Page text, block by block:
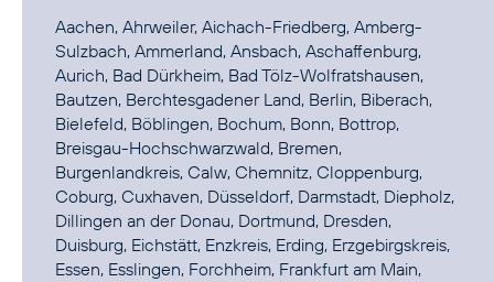
Aachen, Ahrweiler, Aichach-Friedberg, Amberg-
Sulzbach, Ammerland, Ansbach, Aschaffenburg,
Aurich, Bad Dürkheim, Bad Tölz-Wolfratshausen,
Bautzen, Berchtesgadener Land, Berlin, Biberach,
Bielefeld, Böblingen, Bochum, Bonn, Bottrop,
Breisgau-Hochschwarzwald, Bremen,
Burgenlandkreis, Calw, Chemnitz, Cloppenburg,
Coburg, Cuxhaven, Düsseldorf, Darmstadt, Diepholz,
Dillingen an der Donau, Dortmund, Dresden,
Duisburg, Eichstätt, Enzkreis, Erding, Erzgebirgskreis,
Essen, Esslingen, Forchheim, Frankfurt am Main,